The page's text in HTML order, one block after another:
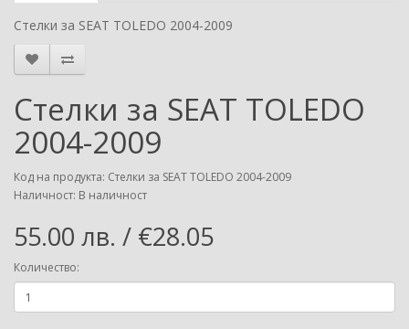
Стелки за SEAT TOLEDO 2004-2009
Стелки за SEAT TOLEDO
2004-2009
Код на продукта: Стелки за SEAT TOLEDO 2004-2009
Наличност: В наличност
55.00 лв. / €28.05
Количество: